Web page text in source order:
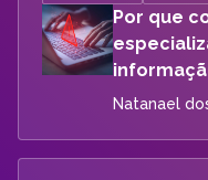
Por que
Natanael